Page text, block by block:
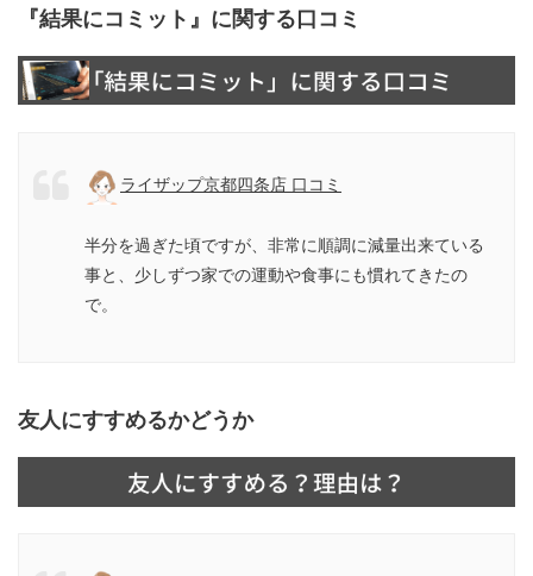
『結果にコミット』に関する口コミ
ライザップ京都四条店 口コミ
半分を過ぎた頃ですが、非常に順調に減量出来ている
事と、少しずつ家での運動や食事にも慣れてきたの
で。
友人にすすめるかどうか